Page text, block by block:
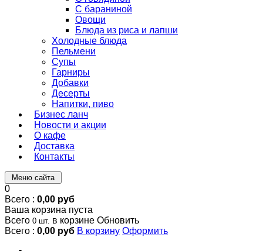
С бараниной
Овощи
Блюда из риса и лапши
Холодные блюда
Пельмени
Супы
Гарниры
Добавки
Десерты
Напитки, пиво
Бизнес ланч
Новости и акции
О кафе
Доставка
Контакты
Меню сайта
0
Всего : 0,00 руб
Ваша корзина пуста
Всего 0 шт. в корзине Обновить
Всего : 0,00 руб В корзину Оформить